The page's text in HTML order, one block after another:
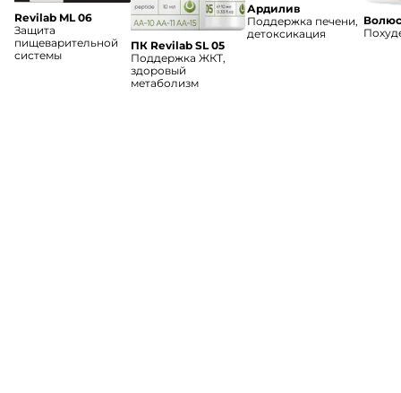
Revilab ML 06
Защита
пищеварительной
системы
ПК Revilab SL 05
Поддержка ЖКТ,
здоровый
метаболизм
Ардилив
Поддержка печени,
детоксикация